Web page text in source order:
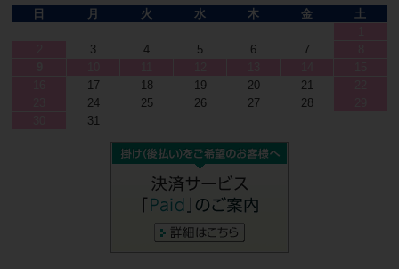
日
月 火 水 木 金
土
3 4 5 6 7
17 18 19 20 21
24 25 26 27 28
31